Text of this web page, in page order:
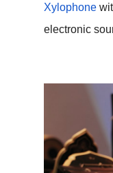
Xylophone
electronic